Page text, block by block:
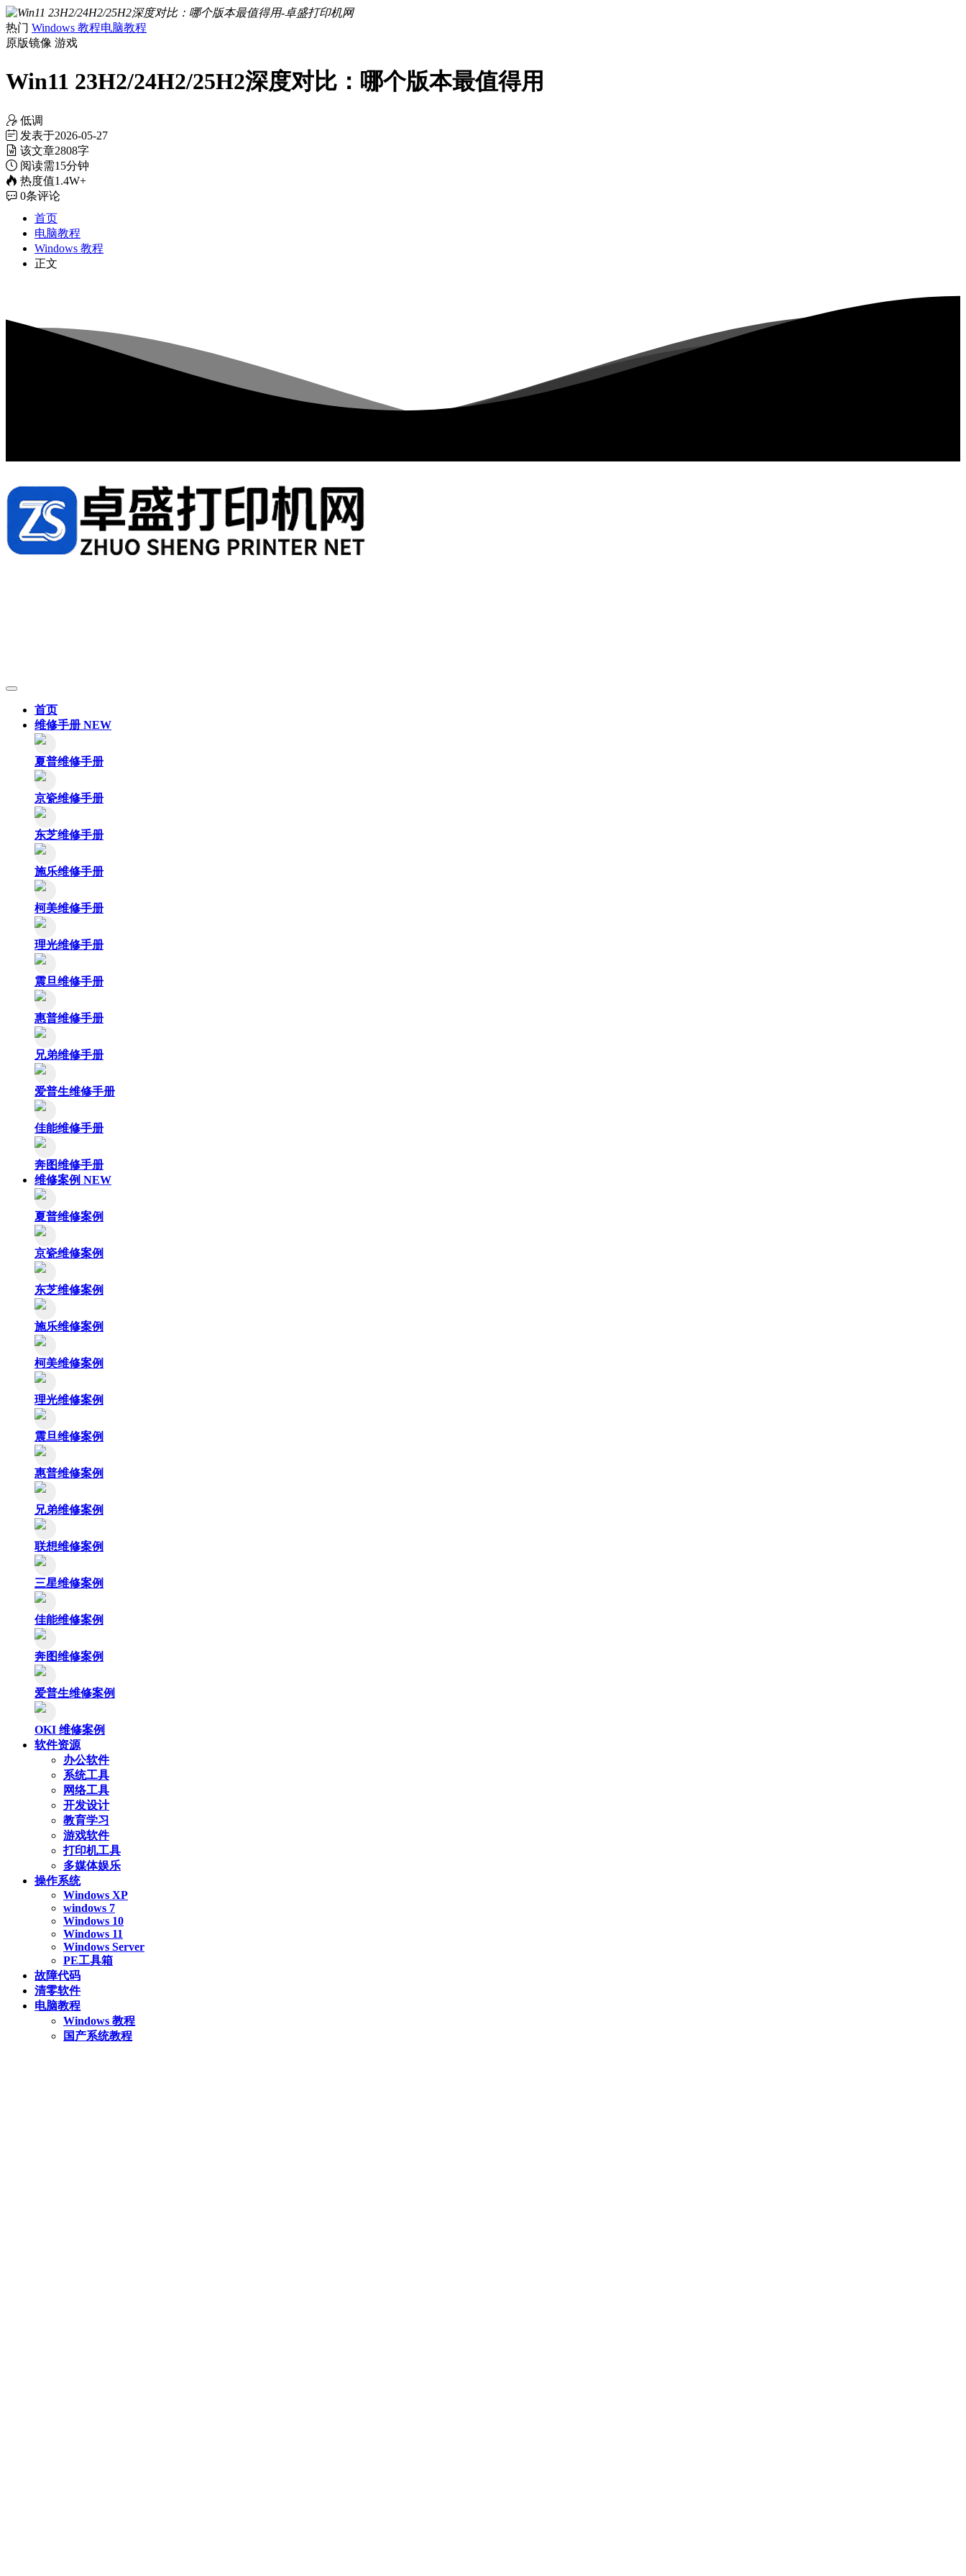
热门 Windows 教程电脑教程
原版镜像 游戏
Win11 23H2/24H2/25H2深度对比：哪个版本最值得用
低调
发表于2026-05-27
该文章2808字
阅读需15分钟
热度值1.4W+
0条评论
首页
电脑教程
Windows 教程
正文
首页
维修手册 NEW
夏普维修手册
京瓷维修手册
东芝维修手册
施乐维修手册
柯美维修手册
理光维修手册
震旦维修手册
惠普维修手册
兄弟维修手册
爱普生维修手册
佳能维修手册
奔图维修手册
维修案例 NEW
夏普维修案例
京瓷维修案例
东芝维修案例
施乐维修案例
柯美维修案例
理光维修案例
震旦维修案例
惠普维修案例
兄弟维修案例
联想维修案例
三星维修案例
佳能维修案例
奔图维修案例
爱普生维修案例
OKI 维修案例
软件资源
办公软件
系统工具
网络工具
开发设计
教育学习
游戏软件
打印机工具
多媒体娱乐
操作系统
Windows XP
windows 7
Windows 10
Windows 11
Windows Server
PE工具箱
故障代码
清零软件
电脑教程
Windows 教程
国产系统教程